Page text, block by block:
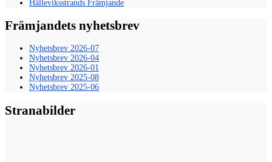
Hälleviksstrands Främjande
Främjandets nyhetsbrev
Nyhetsbrev 2026-07
Nyhetsbrev 2026-04
Nyhetsbrev 2026-01
Nyhetsbrev 2025-08
Nyhetsbrev 2025-06
Stranabilder